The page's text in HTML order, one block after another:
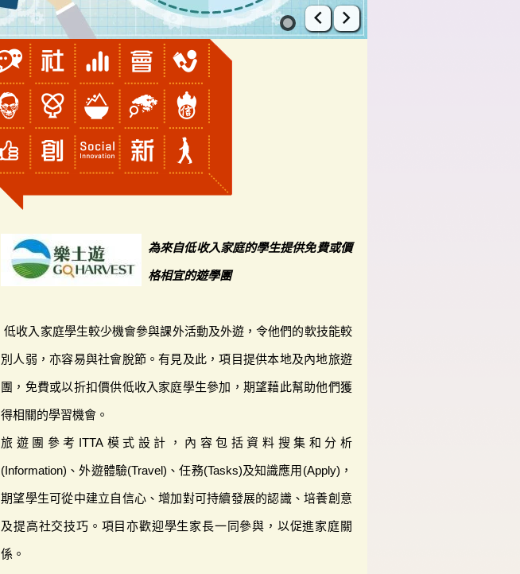
上一張幻燈片
下一張幻燈片
為來自低收入家庭的學生提供免費或價
格相宜的遊學團
低收入家庭學生較少機會參與課外活動及外遊，令他們的軟技能較
別人弱，亦容易與社會脫節。有見及此，項目提供本地及內地旅遊
團，免費或以折扣價供低收入家庭學生參加，期望藉此幫助他們獲
得相關的學習機會。
旅遊團參考ITTA模式設計，內容包括資料搜集和分析
(Information)、外遊體驗(Travel)、任務(Tasks)及知識應用(Apply)，
期望學生可從中建立自信心、增加對可持續發展的認識、培養創意
及提高社交技巧。項目亦歡迎學生家長一同參與，以促進家庭關
係。